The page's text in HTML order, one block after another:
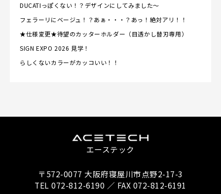
DUCATIっぽくない！？デザインにしてみました～
フェラーリにベージュ！？あぁ・・・？あっ！絶対アリ！！
★仕様変更★待望のカッターホルダー（目透かし替刃専用）
SIGN EXPO 2026 見学！
らしくないカラーがカッコいい！！
エーステック
〒572-0077 大阪府寝屋川市点野2-17-3
TEL 072-812-6190 ／ FAX 072-812-6191